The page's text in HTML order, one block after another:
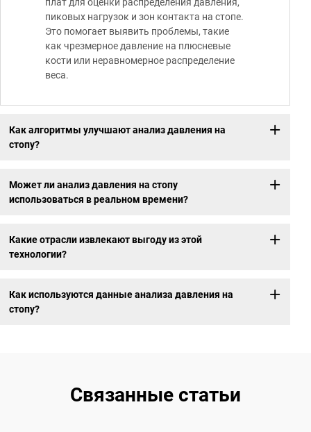
пиковых нагрузок и зон контакта на стопе.
Это помогает выявить проблемы, такие
как чрезмерное давление на плюсневые
кости или неравномерное распределение
веса.
Как алгоритмы улучшают анализ давления на
стопу?
Может ли анализ давления на стопу
использоваться в реальном времени?
Какие отрасли извлекают выгоду из этой
технологии?
Как используются данные анализа давления на
стопу?
Связанные статьи